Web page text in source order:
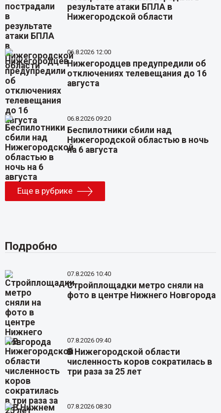
результате атаки БПЛА в
Нижегородской области
06.8.2026 12:00
Нижегородцев предупредили об
отключениях телевещания до 16
августа
06.8.2026 09:20
Беспилотники сбили над
Нижегородской областью в ночь
на 6 августа
Еще в рубрике
Подробно
07.8.2026 10:40
Стройплощадки метро сняли на
фото в центре Нижнего Новгорода
07.8.2026 09:40
В Нижегородской области
численность коров сократилась в
три раза за 25 лет
07.8.2026 08:30